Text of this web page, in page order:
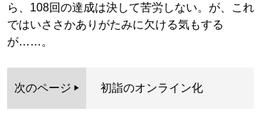
ら、108回の達成は決して苦労しない。が、これ
ではいささかありがたみに欠ける気もする
が……。
次のページ 初詣のオンライン化